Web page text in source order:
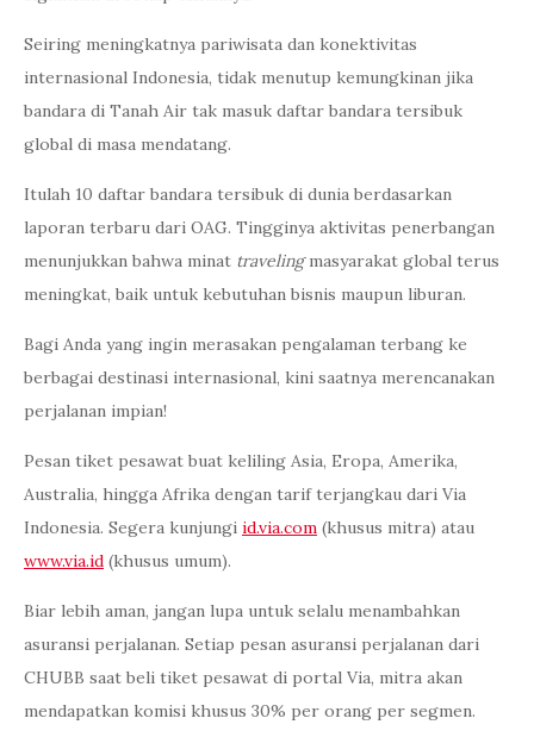
Seiring meningkatnya pariwisata dan konektivitas
internasional Indonesia, tidak menutup kemungkinan jika
bandara di Tanah Air tak masuk daftar bandara tersibuk
global di masa mendatang.
Itulah 10 daftar bandara tersibuk di dunia berdasarkan
laporan terbaru dari OAG. Tingginya aktivitas penerbangan
menunjukkan bahwa minat travelingmasyarakat global terus
meningkat, baik untuk kebutuhan bisnis maupun liburan.
Bagi Anda yang ingin merasakan pengalaman terbang ke
berbagai destinasi internasional, kini saatnya merencanakan
perjalanan impian!
Pesan tiket pesawat buat keliling Asia, Eropa, Amerika,
Australia, hingga Afrika dengan tarif terjangkau dari Via
Indonesia. Segera kunjungi id.via.com (khusus mitra) atau
www.via.id (khusus umum).
Biar lebih aman, jangan lupa untuk selalu menambahkan
asuransi perjalanan. Setiap pesan asuransi perjalanan dari
CHUBB saat beli tiket pesawat di portal Via, mitra akan
mendapatkan komisi khusus 30% per orang per segmen.